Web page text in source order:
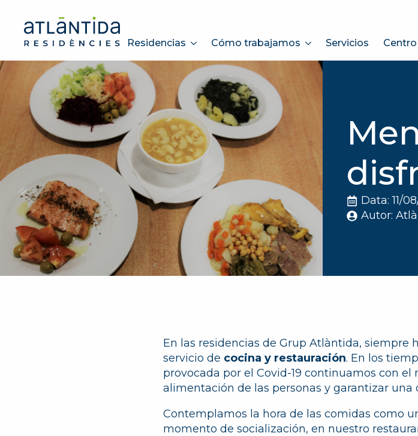
Residencias Cómo trabajamos Servicios
Data: 11/
Autor:
En las residencias de Grup Atlàntida, siempre
servicio de cocina y restauración. En los
provocada por el Covid-19 continuamos con
alimentación de las personas y garantizar una
Contemplamos la hora de las comidas como
momento de socialización, en nuestro